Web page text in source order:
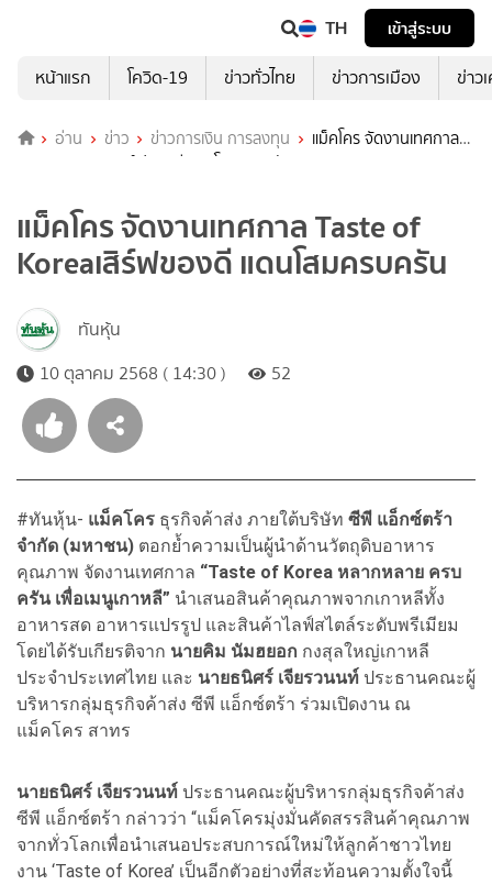
TH
เข้าสู่ระบบ
หน้าแรก
โควิด-19 ข่าวทั่วไทย ข่าวการเมือง ข่าว
อ่าน ข่าว ข่าวการเงิน การลงทุน
แม็คโคร จัดงานเทศกาล
Taste of Koreaเสิร์ฟของดี แดนโสมครบครัน
แม็คโคร จัดงานเทศกาล Taste of
Koreaเสิร์ฟของดี แดนโสมครบครัน
ทันหุ้น
10 ตุลาคม 2568 ( 14:30 )
52
#ทันหุ้น- แม็คโคร ธุรกิจค้าส่ง ภายใต้บริษัท ซีพี แอ็กซ์ตร้า
จำกัด (มหาชน) ตอกย้ำความเป็นผู้นำด้านวัตถุดิบอาหาร
คุณภาพ จัดงานเทศกาล “Taste of Korea หลากหลาย ครบ
ครัน เพื่อเมนูเกาหลี” นำเสนอสินค้าคุณภาพจากเกาหลีทั้ง
อาหารสด อาหารแปรรูป และสินค้าไลฟ์สไตล์ระดับพรีเมียม
โดยได้รับเกียรติจาก นายคิม นัมฮยอก กงสุลใหญ่เกาหลี
ประจำประเทศไทย และ นายธนิศร์ เจียรวนนท์ ประธานคณะผู้
บริหารกลุ่มธุรกิจค้าส่ง ซีพี แอ็กซ์ตร้า ร่วมเปิดงาน ณ
แม็คโคร สาทร
นายธนิศร์ เจียรวนนท์ ประธานคณะผู้บริหารกลุ่มธุรกิจค้าส่ง
ซีพี แอ็กซ์ตร้า กล่าวว่า “แม็คโครมุ่งมั่นคัดสรรสินค้าคุณภาพ
จากทั่วโลกเพื่อนำเสนอประสบการณ์ใหม่ให้ลูกค้าชาวไทย
งาน ‘Taste of Korea’ เป็นอีกตัวอย่างที่สะท้อนความตั้งใจนี้